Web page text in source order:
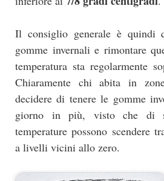
Il consiglio generale è quindi
gomme invernali e rimontare
temperatura sta regolarmente
Chiaramente chi abita in
decidere di tenere le gomme
giorno in più, visto che di
temperature possono scendere
a livelli vicini allo zero.